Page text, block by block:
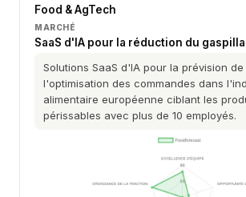
Food & AgTech
MARCHÉ
SaaS d'IA pour la réduction du
Solutions SaaS d'IA pour la prévision
l'optimisation des commandes dans
alimentaire européenne ciblant les
périssables avec plus de 10 employés.